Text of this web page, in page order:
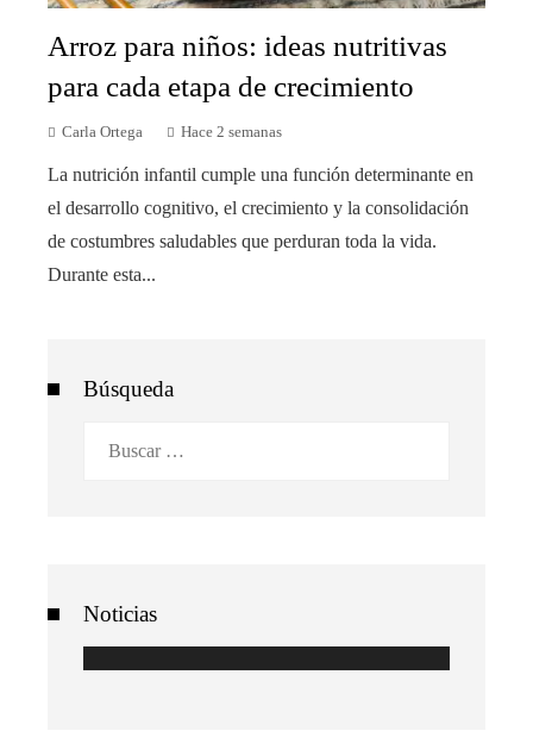
Arroz para niños: ideas nutritivas
para cada etapa de crecimiento
Carla Ortega Hace 2 semanas
La nutrición infantil cumple una función determinante en
el desarrollo cognitivo, el crecimiento y la consolidación
de costumbres saludables que perduran toda la vida.
Durante esta...
Búsqueda
Noticias